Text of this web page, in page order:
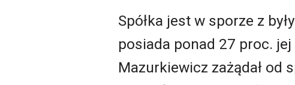
Spółka jest w sporze z
posiada ponad 27 proc.
Mazurkiewicz zażądał od